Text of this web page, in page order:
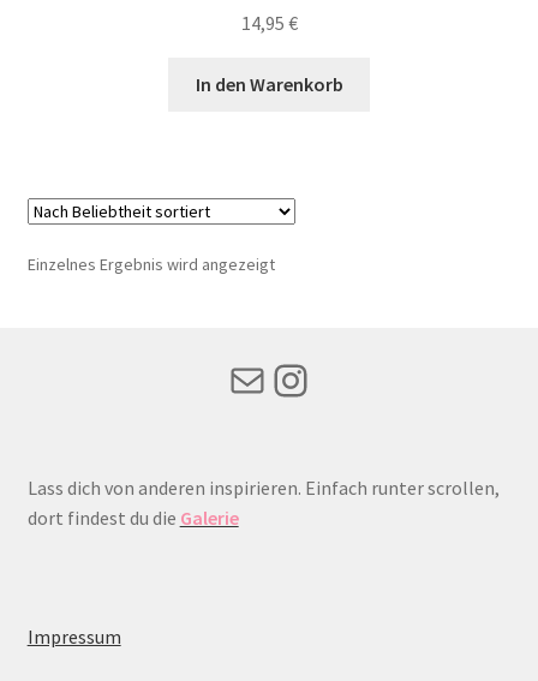
14,95 €
In den Warenkorb
Einzelnes Ergebnis wird angezeigt
MailInstagram
Lass dich von anderen inspirieren. Einfach runter scrollen,
dort findest du die Galerie
Impressum